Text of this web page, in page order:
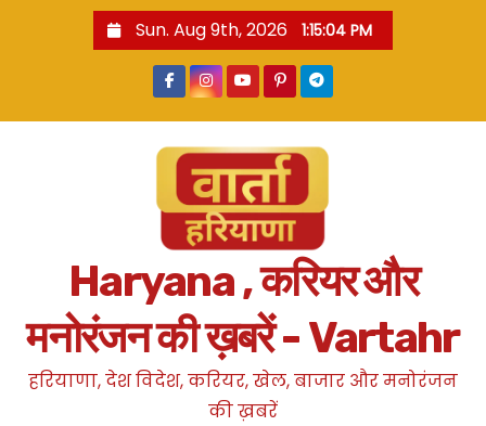
Sun. Aug 9th, 2026 1:15:05 PM
Haryana , करियर और
मनोरंजन की ख़बरें - Vartahr
हरियाणा, देश विदेश, करियर, खेल, बाजार और मनोरंजन
की ख़बरें